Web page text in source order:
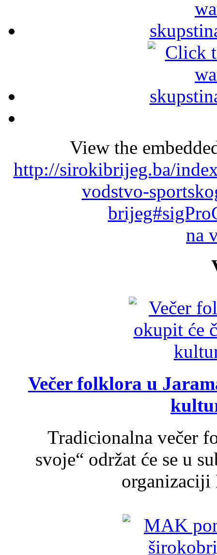
View the
http://sirokibrijeg.ba/
vodstvo-
na
Večer folklora u
Tradicionalna večer
svoje“ održat će se u
organizaciji